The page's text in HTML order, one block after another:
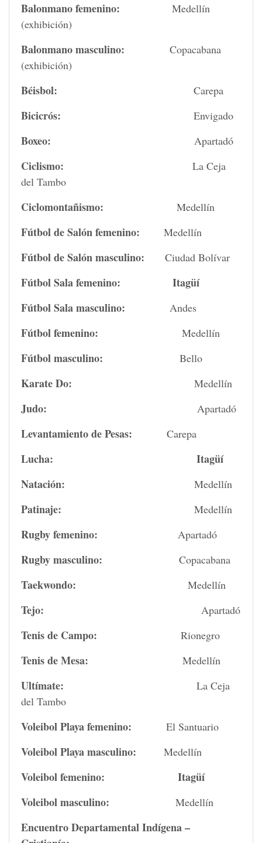
Balonmano femenino: Medellín
(exhibición)
Balonmano masculino: Copacabana
(exhibición)
Béisbol: Carepa
Bicicrós: Envigado
Boxeo: Apartadó
Ciclismo: La Ceja
del Tambo
Ciclomontañismo: Medellín
Fútbol de Salón femenino: Medellín
Fútbol de Salón masculino: Ciudad Bolívar
Fútbol Sala femenino:
Itagüí
Fútbol Sala masculino: Andes
Fútbol femenino: Medellín
Fútbol masculino: Bello
Karate Do: Medellín
Judo: Apartadó
Levantamiento de Pesas: Carepa
Lucha:
Itagüí
Natación: Medellín
Patinaje: Medellín
Rugby femenino: Apartadó
Rugby masculino: Copacabana
Taekwondo: Medellín
Tejo: Apartadó
Tenis de Campo: Rionegro
Tenis de Mesa: Medellín
Ultímate: La Ceja
del Tambo
Voleibol Playa femenino: El Santuario
Voleibol Playa masculino: Medellín
Voleibol femenino: Itagüí
Voleibol masculino: Medellín
Encuentro Departamental Indígena –